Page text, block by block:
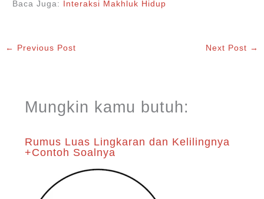
Baca Juga: Interaksi Makhluk Hidup
← Previous Post Next Post →
Mungkin kamu butuh:
Rumus Luas Lingkaran dan Kelilingnya
+Contoh Soalnya